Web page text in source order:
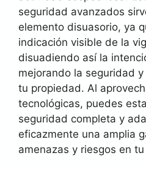
seguridad avanzados
elemento disuasorio, ya
indicación visible de la
disuadiendo así la
mejorando la seguridad
tu propiedad. Al
tecnológicas, puedes
seguridad completa y
eficazmente una amplia
amenazas y riesgos en